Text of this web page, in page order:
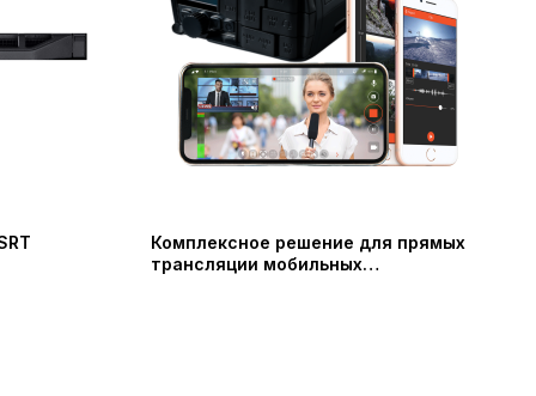
Комплексное решение для прямых
трансляции мобильных